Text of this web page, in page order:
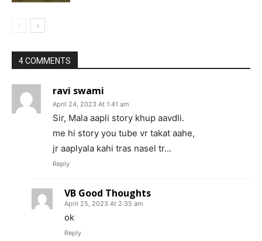
4 COMMENTS
ravi swami
April 24, 2023 At 1:41 am
Sir, Mala aapli story khup aavdli.
me hi story you tube vr takat aahe,
jr aaplyala kahi tras nasel tr…
Reply
VB Good Thoughts
April 25, 2023 At 2:35 am
ok
Reply